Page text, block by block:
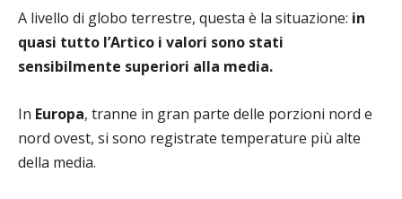
A livello di globo terrestre, questa è la situazione: in
quasi tutto l’Artico i valori sono stati
sensibilmente superiori alla media.
In Europa, tranne in gran parte delle porzioni nord e
nord ovest, si sono registrate temperature più alte
della media.